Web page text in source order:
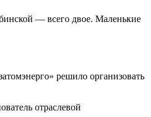
— всего двое. Маленькие
решило организовать
отраслевой